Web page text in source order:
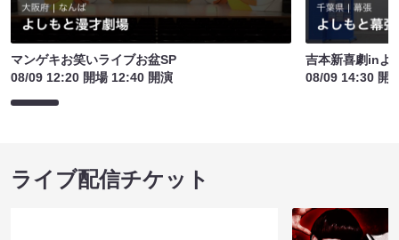
マンゲキお笑いライブお盆SP
08/09 12:20 開場 12:40 開演
吉本新喜劇inよ
08/09 14:30 開
ライブ配信チケット